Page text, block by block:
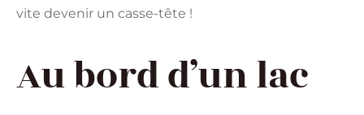
vite devenir un casse-tête !
Au bord d’un lac